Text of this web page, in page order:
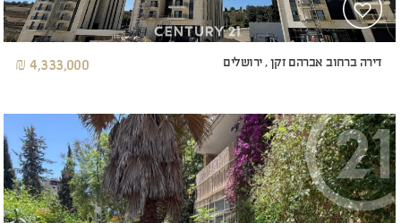
דירה ברחוב אברהם זקן , ירושלים 4,333,000 ₪